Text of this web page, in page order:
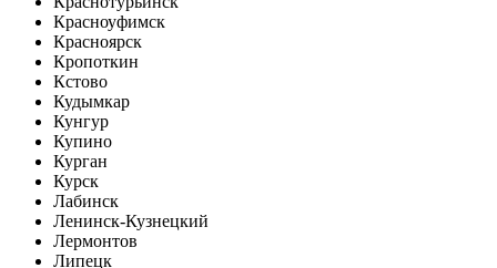
Красноуфимск
Красноярск
Кропоткин
Кстово
Кудымкар
Кунгур
Купино
Курган
Курск
Лабинск
Ленинск-Кузнецкий
Лермонтов
Липецк